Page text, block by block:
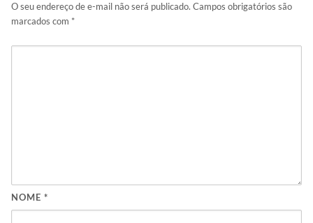
O seu endereço de e-mail não será publicado. Campos obrigatórios são
marcados com *
NOME *